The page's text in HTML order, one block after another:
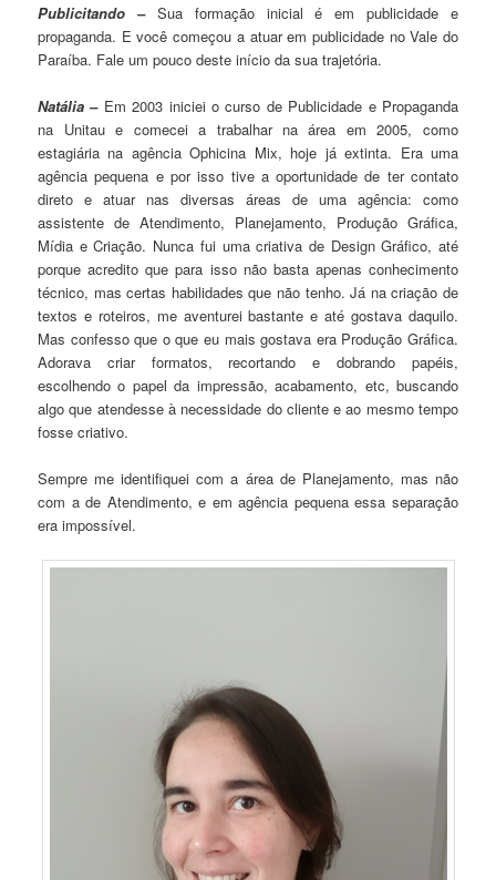
Publicitando –Sua formação inicial é em publicidade e
propaganda. E você começou a atuar em publicidade no Vale do
Paraíba. Fale um pouco deste início da sua trajetória.
Natália –Em 2003 iniciei o curso de Publicidade e Propaganda
na Unitau e comecei a trabalhar na área em 2005, como
estagiária na agência Ophicina Mix, hoje já extinta. Era uma
agência pequena e por isso tive a oportunidade de ter contato
direto e atuar nas diversas áreas de uma agência: como
assistente de Atendimento, Planejamento, Produção Gráfica,
Mídia e Criação. Nunca fui uma criativa de Design Gráfico, até
porque acredito que para isso não basta apenas conhecimento
técnico, mas certas habilidades que não tenho. Já na criação de
textos e roteiros, me aventurei bastante e até gostava daquilo.
Mas confesso que o que eu mais gostava era Produção Gráfica.
Adorava criar formatos, recortando e dobrando papéis,
escolhendo o papel da impressão, acabamento, etc, buscando
algo que atendesse à necessidade do cliente e ao mesmo tempo
fosse criativo.
Sempre me identifiquei com a área de Planejamento, mas não
com a de Atendimento, e em agência pequena essa separação
era impossível.